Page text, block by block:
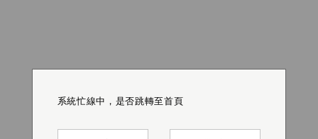
系統忙線中，是否跳轉至首頁
系統忙線中，是否跳轉至首頁
系統忙線中，是否跳轉至首頁
系統忙線中，是否跳轉至首頁
系統忙線中，是否跳轉至首頁